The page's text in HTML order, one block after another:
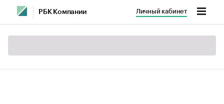
РБК Компании Личный кабинет